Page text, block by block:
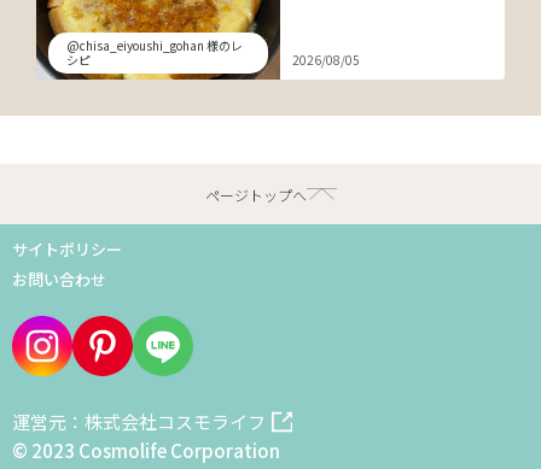
@chisa_eiyoushi_gohan 様のレ
シピ
2026/08/05
ページトップへ
サイトポリシー
お問い合わせ
運営元：株式会社コスモライフ
© 2023 Cosmolife Corporation